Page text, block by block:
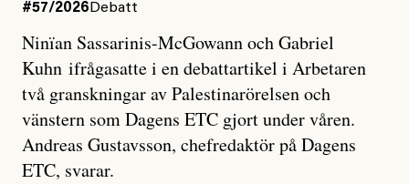
#57/2026 Debatt
Ninïan Sassarinis-McGowann och Gabriel
Kuhn ifrågasatte i en debattartikel i Arbetaren
två granskningar av Palestinarörelsen och
vänstern som Dagens ETC gjort under våren.
Andreas Gustavsson, chefredaktör på Dagens
ETC, svarar.